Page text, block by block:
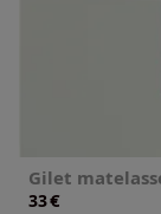
Gilet
33€